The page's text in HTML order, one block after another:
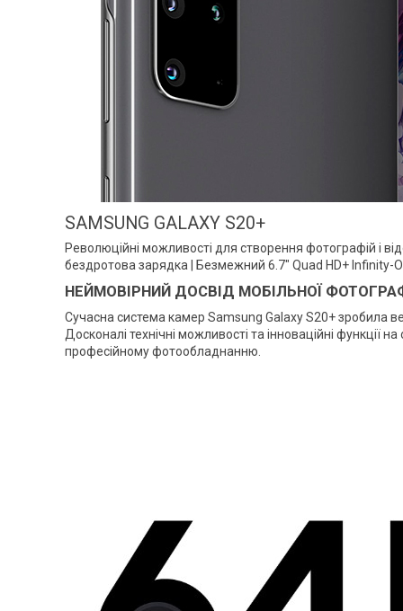
SAMSUNG GALAXY S20+
Революційні можливості для створення фотографій і
бездротова зарядка | Безмежний 6.7" Quad HD+ Infinity-
НЕЙМОВІРНИЙ ДОСВІД МОБІЛЬНОЇ
Сучасна система камер Samsung Galaxy S20+ зробила
Досконалі технічні можливості та інноваційні функції
професійному фотообладнанню.